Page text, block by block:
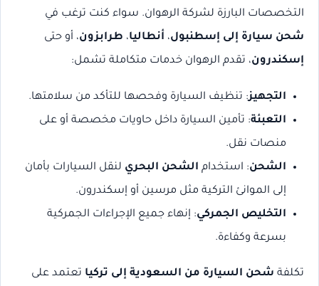
التخصصات البارزة لشركة الرهوان. سواء كنت ترغب في
شحن سيارة إلى إسطنبول، أنطاليا، طرابزون، أو حتى
إسكندرون، تقدم الرهوان خدمات متكاملة تشمل:
التجهيز: تنظيف السيارة وفحصها للتأكد من سلامتها.
التعبئة: تأمين السيارة داخل حاويات مخصصة أو على
منصات نقل.
الشحن: استخدام الشحن البحري لنقل السيارات بأمان
إلى الموانئ التركية مثل مرسين أو إسكندرون.
التخليص الجمركي: إنهاء جميع الإجراءات الجمركية
بسرعة وكفاءة.
تكلفة شحن السيارة من السعودية إلى تركيا تعتمد على